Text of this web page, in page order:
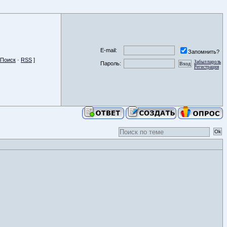
Поиск · RSS ]
E-mail:
Запомнить?
Пароль:
Забыл пароль
Регистрация